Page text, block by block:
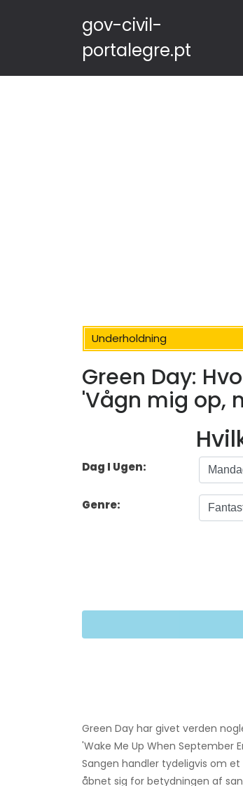
gov-civil-
portalegre.pt
Underholdning
Green Day:
'Vågn mig op,
Dag I Ugen:
Genre:
Green Day har givet verden
'Wake Me Up When September
Sangen handler tydeligvis om
åbnet sig for betydningen af